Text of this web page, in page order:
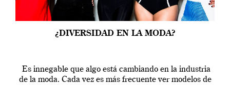
¿DIVERSIDAD EN LA MODA?
Es innegable que algo está cambiando en la industria
de la moda. Cada vez es más frecuente ver modelos de